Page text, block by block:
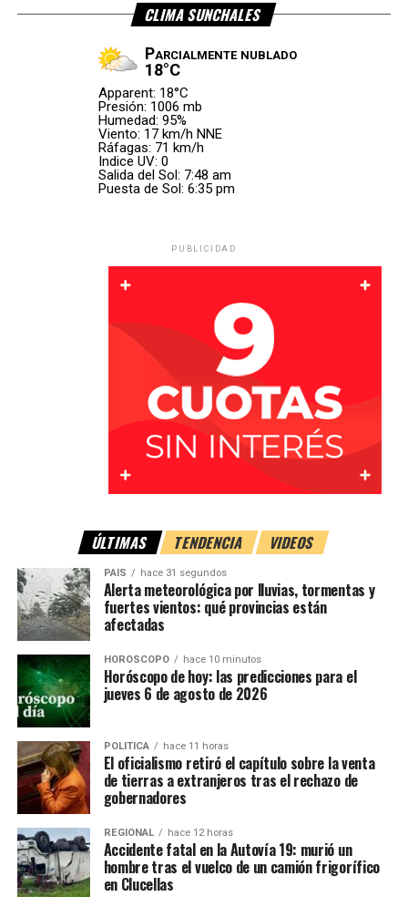
«Hoy me toca escribir las palabras
más difíciles»
El experimentado zaguero compartió un video con algunos
de los momentos más importantes de su carrera en la
Selección y comenzó su despedida con un mensaje
cargado de emoción.
palabras más difíciles de
toda mi carrera».
Otamendi recordó que desde niño soñó con vestir la
camiseta argentina y definió ese recorrido como el mayor
privilegio que le dio el fútbol.
CLIMA SUNCHALES
Parcialmente nublado
18°C
Apparent: 18°C
Presión: 1006 mb
Humedad: 95%
Viento: 17 km/h NNE
Ráfagas: 71 km/h
Indice UV: 0
Salida del Sol: 7:48 am
Puesta de Sol: 6:35 pm
PUBLICIDAD
ÚLTIMAS TENDENCIA VIDEOS
PAIS hace 31 segundos
Alerta meteorológica por lluvias, tormentas y
fuertes vientos: qué provincias están
afectadas
HOROSCOPO hace 10 minutos
Horóscopo de hoy: las predicciones para el
jueves 6 de agosto de 2026
POLITICA hace 11 horas
El oficialismo retiró el capítulo sobre la venta
de tierras a extranjeros tras el rechazo de
gobernadores
REGIONAL hace 12 horas
Accidente fatal en la Autovía 19: murió un
hombre tras el vuelco de un camión frigorífico
en Clucellas